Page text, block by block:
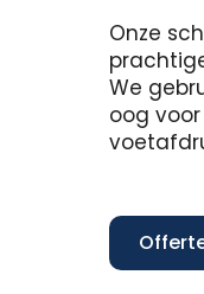
Onze
We
oog